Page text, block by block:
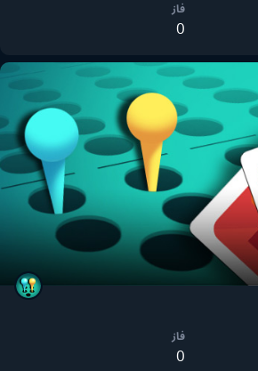
فاز
0
فاز
0